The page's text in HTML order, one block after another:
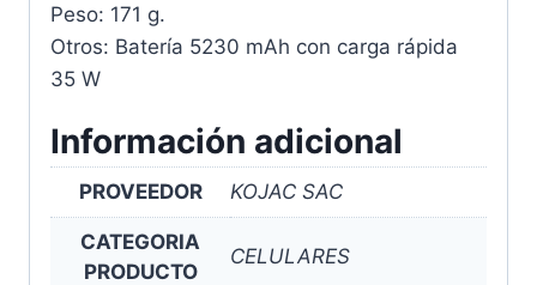
Peso: 171 g.
Otros: Batería 5230 mAh con carga rápida
35 W
Información adicional
PROVEEDOR KOJAC SAC
CATEGORIA
PRODUCTO
CELULARES